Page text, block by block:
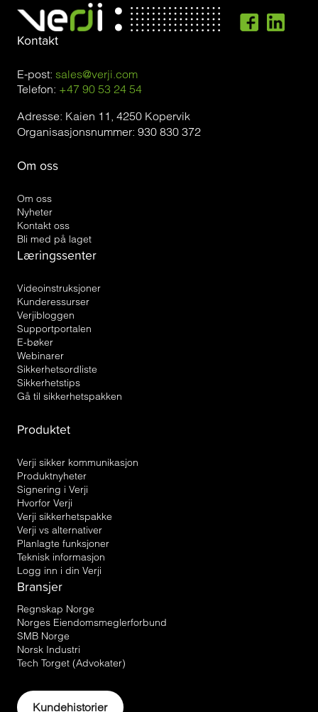
Kontakt
E-post: sales@verji.com
Telefon: +47 90 53 24 54
Adresse: Kaien 11, 4250 Kopervik
Organisasjonsnummer: 930 830 372
Om oss
Om oss
Nyheter
Kontakt oss
Bli med på laget
Læringssenter
Videoinstruksjoner
Kunderessurser
Verjibloggen
Supportportalen
E-bøker
Webinarer
Sikkerhetsordliste
Sikkerhetstips
Gå til sikkerhetspakken
Produktet
Verji sikker kommunikasjon
Produktnyheter
Signering i Verji
Hvorfor Verji
Verji sikkerhetspakke
Verji vs alternativer
Planlagte funksjoner
Teknisk informasjon
Logg inn i din Verji
Bransjer
Regnskap Norge
Norges Eiendomsmeglerforbund
SMB Norge
Norsk Industri
Tech Torget (Advokater)
Kundehistorier